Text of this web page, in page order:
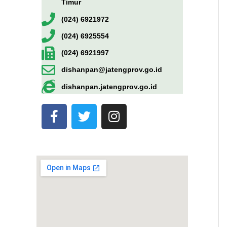
Timur
(024) 6921972
(024) 6925554
(024) 6921997
dishanpan@jatengprov.go.id
dishanpan.jatengprov.go.id
F
a
b
o
T
w
t
e
I
n
a